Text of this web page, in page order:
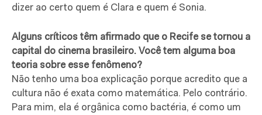
dizer ao certo quem é Clara e quem é Sonia.
Alguns críticos têm afirmado que o Recife se tornou a
capital do cinema brasileiro. Você tem alguma boa
teoria sobre esse fenômeno?
Não tenho uma boa explicação porque acredito que a
cultura não é exata como matemática. Pelo contrário.
Para mim, ela é orgânica como bactéria, é como um